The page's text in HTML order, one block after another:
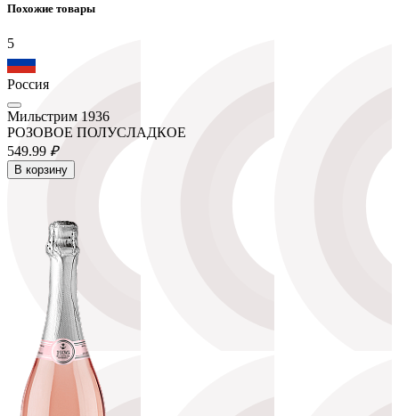
Похожие товары
5
Россия
Мильстрим 1936
РОЗОВОЕ ПОЛУСЛАДКОЕ
549.99 ₽
В корзину